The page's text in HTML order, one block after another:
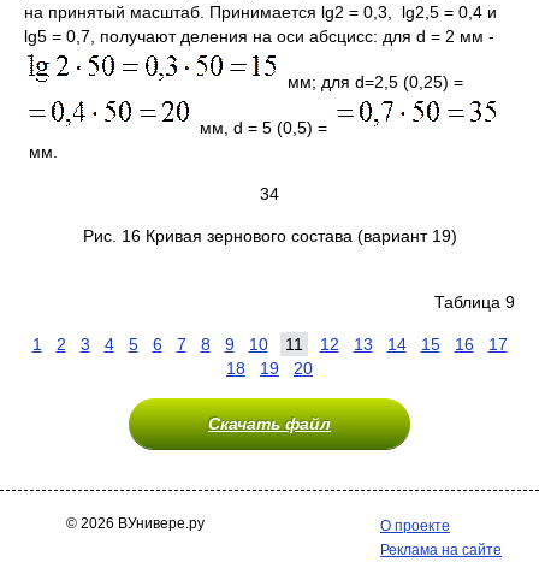
на принятый масштаб. Принимается lg2 = 0,3, lg2,5 = 0,4 и
lg5 = 0,7, получают деления на оси абсцисс: для d = 2 мм -
мм; для d=2,5 (0,25) =
мм, d = 5 (0,5) =
мм.
34
Рис. 16 Кривая зернового состава (вариант 19)
Таблица 9
1 2 3 4 5 6 7 8 9 10 11 12 13 14 15 16
17
18
19 20
Скачать файл
© 2026 ВУнивере.ру
О проекте
Реклама на сайте